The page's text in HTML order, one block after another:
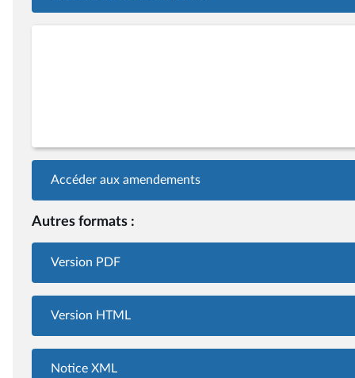
Accéder aux amendements
Autres formats :
Version PDF
Version HTML
Notice XML